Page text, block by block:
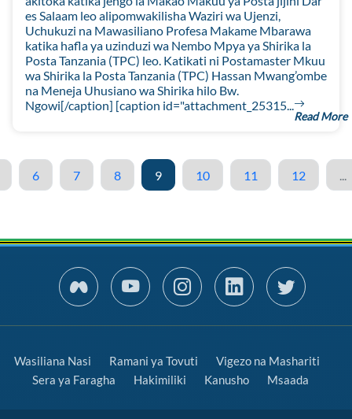
es Salaam leo alipomwakilisha Waziri wa Ujenzi,
Uchukuzi na Mawasiliano Profesa Makame Mbarawa
katika hafla ya uzinduzi wa Nembo Mpya ya Shirika la
Posta Tanzania (TPC) leo. Katikati ni Postamaster Mkuu
wa Shirika la Posta Tanzania (TPC) Hassan Mwang’ombe
na Meneja Uhusiano wa Shirika hilo Bw.
Ngowi[/caption] [caption id="attachment_25315...
Read More
6 7 8 9 10 11 12
Wasiliana Nasi Ramani ya Tovuti
Vigezo na Mashariti
Sera ya Faragha
Hakimiliki Kanusho Msaada